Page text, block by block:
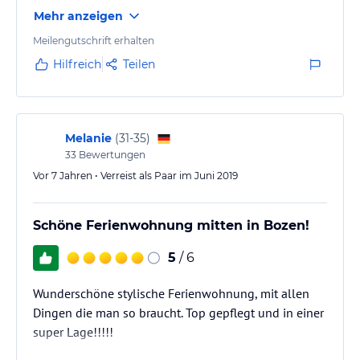
Mehr anzeigen
Meilengutschrift erhalten
Hilfreich Teilen
Melanie (31-35)
33 Bewertungen
Vor 7 Jahren • Verreist als Paar im Juni 2019
Schöne Ferienwohnung mitten in Bozen!
5 / 6
Wunderschöne stylische Ferienwohnung, mit allen
Dingen die man so braucht. Top gepflegt und in einer
super Lage!!!!!